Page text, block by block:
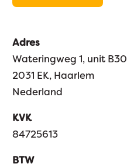
Adres
Wateringweg 1, unit B30
2031 EK, Haarlem
Nederland
KVK
84725613
BTW